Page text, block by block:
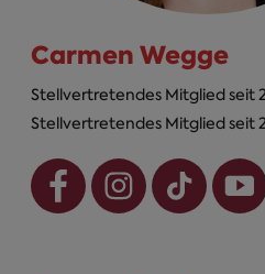
Carmen Wegge
Stellvertretendes Mitglied seit
Stellvertretendes Mitglied seit